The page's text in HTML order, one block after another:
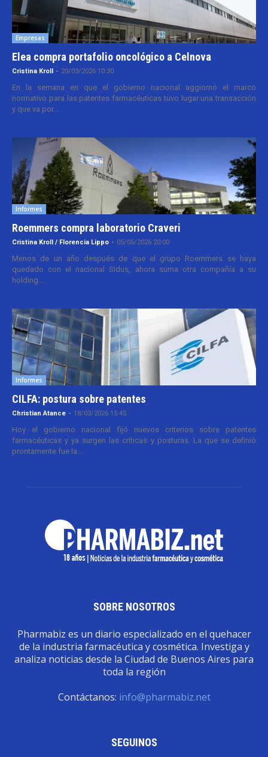
Empresas
Elea compra portafolio oncológico a Celnova
Cristina Kroll - 20/03/2026 10:30
En la semana en que el gobierno nacional aggiornó el marco
normativo para las patentes farmacéuticas tuvo lugar una transacción
y que va por...
Informes
Roemmers compra laboratorio Craveri
Cristina Kroll / Florencia Lippo - 05/05/2026 20:00
Menos de un año después de que el grupo Roemmers se haya
quedado con el nacional Sidus, ahora suma otra compañía a su
holding....
Informes
CILFA: postura sobre patentes
Christian Atance - 18/03/2026 15:45
Hoy el gobierno nacional fijó nuevos criterios sobre patentes
farmacéuticas y ya surgen las críticas y posturas. La que se definió
prontamente fue la...
SOBRE NOSOTROS
Pharmabiz es un diario especializado en el quehacer
de la industria farmacéutica y cosmética. Investiga y
analiza noticias desde la Ciudad de Buenos Aires para
toda la región
Contáctanos: info@pharmabiz.net
SEGUINOS